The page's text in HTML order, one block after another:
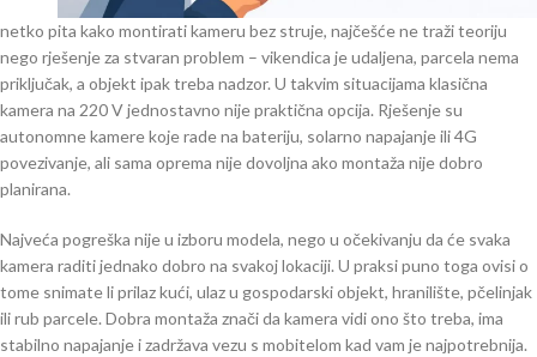
netko pita kako montirati kameru bez struje, najčešće ne traži teoriju
nego rješenje za stvaran problem – vikendica je udaljena, parcela nema
priključak, a objekt ipak treba nadzor. U takvim situacijama klasična
kamera na 220 V jednostavno nije praktična opcija. Rješenje su
autonomne kamere koje rade na bateriju, solarno napajanje ili 4G
povezivanje, ali sama oprema nije dovoljna ako montaža nije dobro
planirana.
Najveća pogreška nije u izboru modela, nego u očekivanju da će svaka
kamera raditi jednako dobro na svakoj lokaciji. U praksi puno toga ovisi o
tome snimate li prilaz kući, ulaz u gospodarski objekt, hranilište, pčelinjak
ili rub parcele. Dobra montaža znači da kamera vidi ono što treba, ima
stabilno napajanje i zadržava vezu s mobitelom kad vam je najpotrebnija.